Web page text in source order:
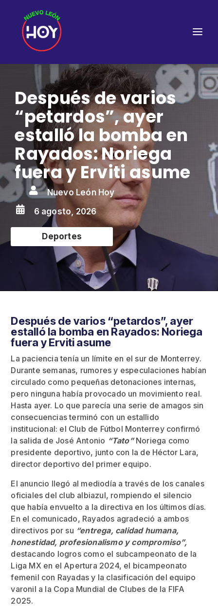
Después de varios
“petardos”, ayer
estalló la bomba en
Rayados: Noriega
fuera y Erviti asume
 Nuevo León Hoy
 6 agosto, 2026
Deportes
Después de varios “petardos”, ayer
estalló la bomba en Rayados: Noriega
fuera y Erviti asume
La paciencia tenía un límite en el sur de Monterrey.
Durante semanas, rumores y especulaciones habían
circulado como pequeñas detonaciones internas,
pero ninguna había provocado un movimiento real.
Hasta ayer. Lo que parecía una serie de amagos sin
consecuencias terminó con un estallido
institucional: el Club de Fútbol Monterrey confirmó
la salida de José Antonio “Tato”Noriega como
presidente deportivo, junto con la de Héctor Lara,
director deportivo del primer equipo.
El anuncio llegó al mediodía a través de los canales
oficiales del club albiazul, rompiendo el silencio
que había envuelto a la directiva en los últimos días.
En el comunicado, Rayados agradeció a ambos
directivos por su “entrega, calidad humana,
honestidad, profesionalismo y compromiso”,
destacando logros como el subcampeonato de la
Liga MX en el Apertura 2024, el bicampeonato
femenil con Rayadas y la clasificación del equipo
varonil a la Copa Mundial de Clubes de la FIFA
2025.